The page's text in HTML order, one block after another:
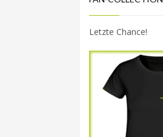
Letzte Chance!